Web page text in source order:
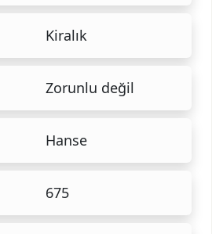
Kiralık
Zorunlu değil
Hanse
675